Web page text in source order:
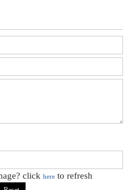
clickhere to refresh